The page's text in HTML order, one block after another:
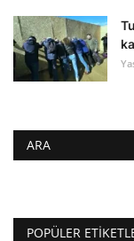
ARA
POPÜLER